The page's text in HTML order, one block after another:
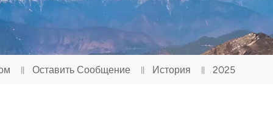
Português(Portugal)
Português(Brasil)
Türkçe
Оставить Сообщение История 2025